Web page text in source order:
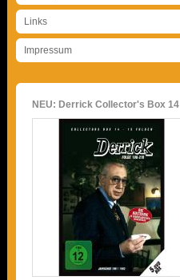
Links
Impressum
NEU: Derrick Collector's Box 14